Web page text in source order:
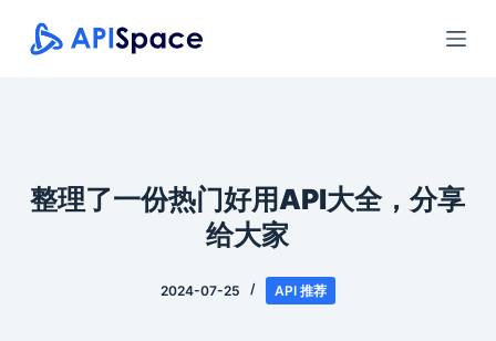
跳
过
整理了一份热门好用API大全，分享
给大家
2024-07-25 API 推荐